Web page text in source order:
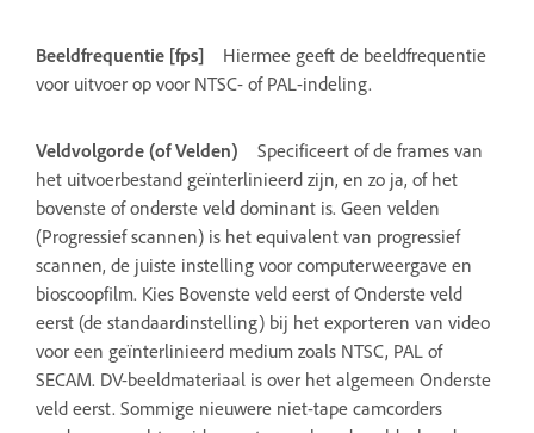
Beeldfrequentie [fps]
Hiermee geeft de beeldfrequentie
voor uitvoer op voor NTSC- of PAL-indeling.
Veldvolgorde (of Velden)
Specificeert of de frames van
het uitvoerbestand geïnterlinieerd zijn, en zo ja, of het
bovenste of onderste veld dominant is. Geen velden
(Progressief scannen) is het equivalent van progressief
scannen, de juiste instelling voor computerweergave en
bioscoopfilm. Kies Bovenste veld eerst of Onderste veld
eerst (de standaardinstelling) bij het exporteren van video
voor een geïnterlinieerd medium zoals NTSC, PAL of
SECAM. DV-beeldmateriaal is over het algemeen Onderste
veld eerst. Sommige nieuwere niet-tape camcorders